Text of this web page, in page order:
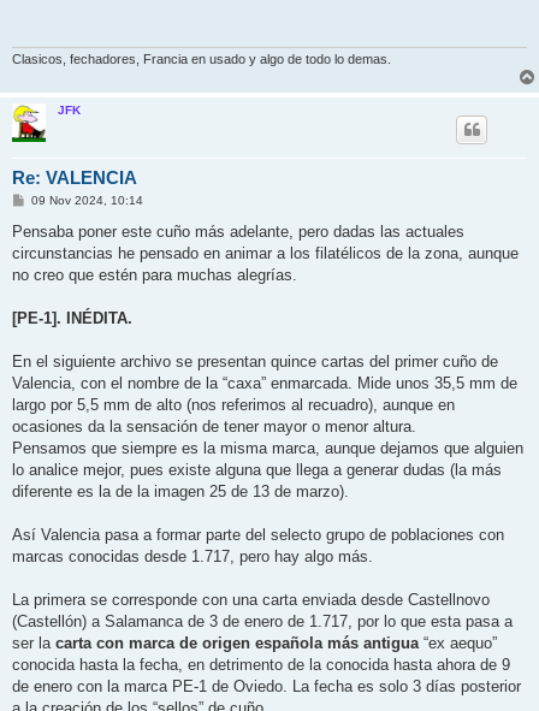
Clasicos, fechadores, Francia en usado y algo de todo lo demas.
JFK
Re: VALENCIA
M
n
a
j
09 Nov 2024, 10:14
Pensaba poner este cuño más adelante, pero dadas las actuales
circunstancias he pensado en animar a los filatélicos de la zona, aunque
no creo que estén para muchas alegrías.
[PE-1]. INÉDITA.
En el siguiente archivo se presentan quince cartas del primer cuño de
Valencia, con el nombre de la “caxa” enmarcada. Mide unos 35,5 mm de
largo por 5,5 mm de alto (nos referimos al recuadro), aunque en
ocasiones da la sensación de tener mayor o menor altura.
Pensamos que siempre es la misma marca, aunque dejamos que alguien
lo analice mejor, pues existe alguna que llega a generar dudas (la más
diferente es la de la imagen 25 de 13 de marzo).
Así Valencia pasa a formar parte del selecto grupo de poblaciones con
marcas conocidas desde 1.717, pero hay algo más.
La primera se corresponde con una carta enviada desde Castellnovo
(Castellón) a Salamanca de 3 de enero de 1.717, por lo que esta pasa a
ser la carta con marca de origen española más antigua“ex aequo”
conocida hasta la fecha, en detrimento de la conocida hasta ahora de 9
de enero con la marca PE-1 de Oviedo. La fecha es solo 3 días posterior